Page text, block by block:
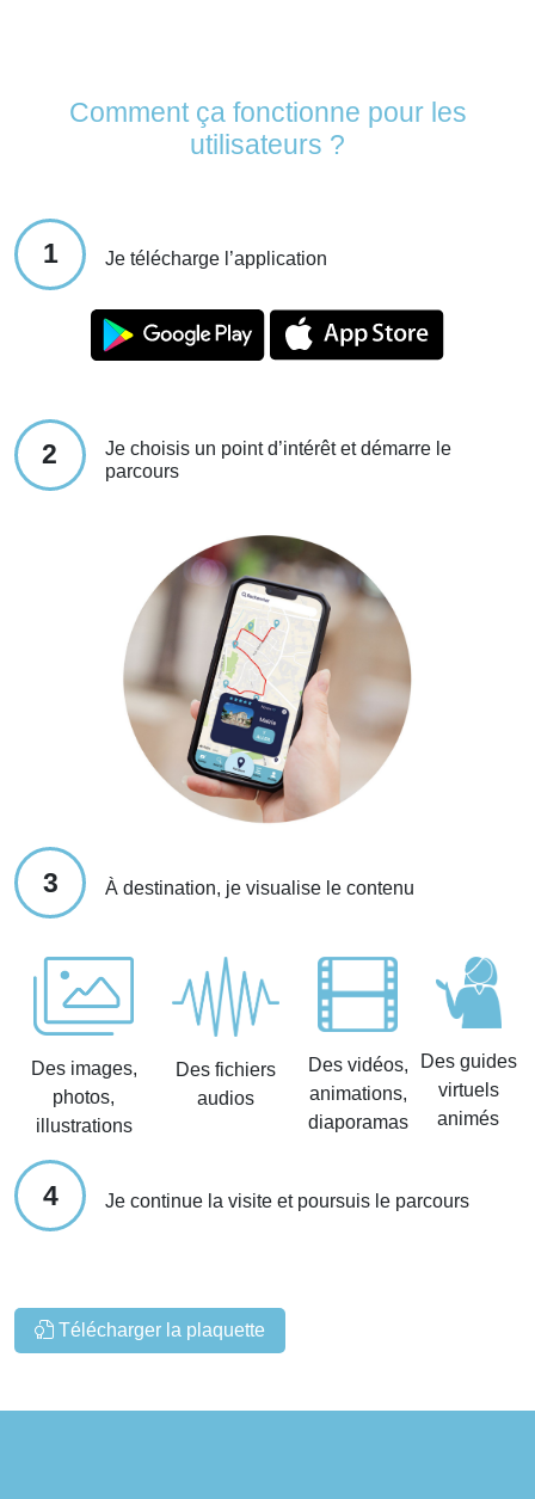
Comment ça fonctionne pour les
utilisateurs ?
1 Je télécharge l’application
2
Je choisis un point d’intérêt et démarre le
parcours
3 À destination, je visualise le contenu
Des images,
photos,
illustrations
Des fichiers
audios
Des vidéos,
animations,
diaporamas
Des guides
virtuels
animés
4 Je continue la visite et poursuis le parcours
Télécharger la plaquette